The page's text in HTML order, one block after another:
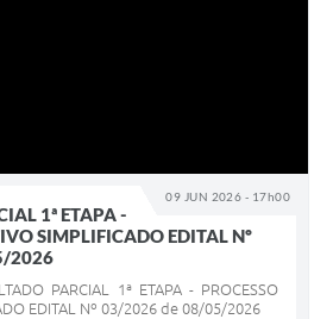
09 JUN 2026 - 17h00
1ª ETAPA -
SIMPLIFICADO EDITAL Nº
2026
PARCIAL 1ª ETAPA - PROCESSO
EDITAL Nº 03/2026 de 08/05/2026